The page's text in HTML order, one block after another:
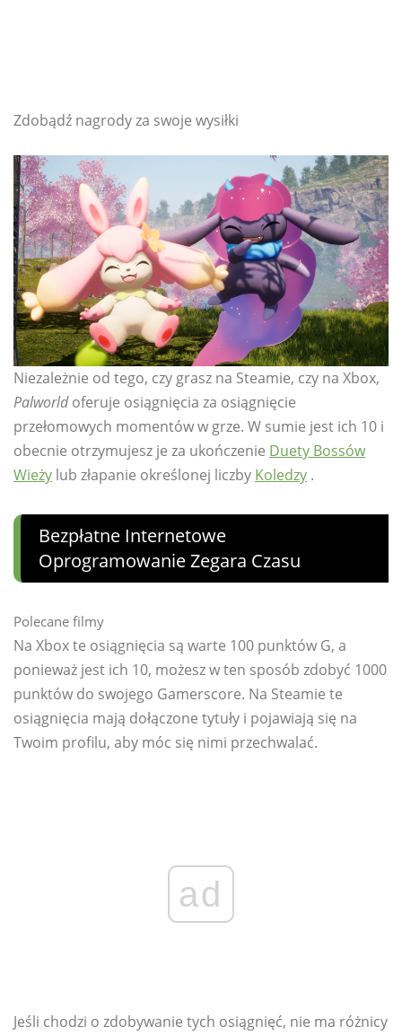
Zdobądź nagrody za swoje wysiłki
Niezależnie od tego, czy grasz na Steamie, czy na Xbox,
Palworldoferuje osiągnięcia za osiągnięcie
przełomowych momentów w grze. W sumie jest ich 10 i
obecnie otrzymujesz je za ukończenie Duety Bossów
Wieży lub złapanie określonej liczby Koledzy .
Bezpłatne Internetowe
Oprogramowanie Zegara Czasu
Polecane filmy
Na Xbox te osiągnięcia są warte 100 punktów G, a
ponieważ jest ich 10, możesz w ten sposób zdobyć 1000
punktów do swojego Gamerscore. Na Steamie te
osiągnięcia mają dołączone tytuły i pojawiają się na
Twoim profilu, aby móc się nimi przechwalać.
ad
Jeśli chodzi o zdobywanie tych osiągnięć, nie ma różnicy